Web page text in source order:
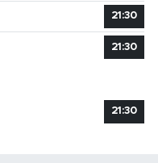
21:30
21:30
21:30